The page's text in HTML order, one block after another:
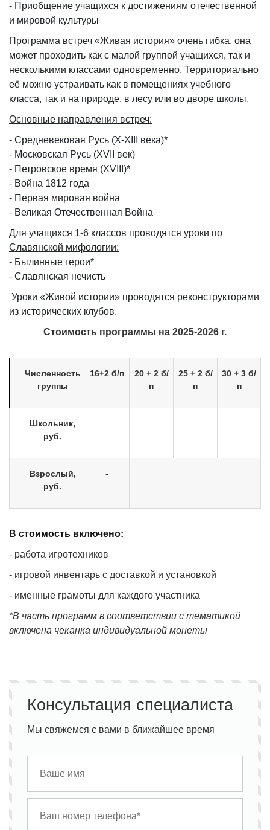
- Приобщение учащихся к достижениям отечественной
и мировой культуры
Программа встреч «Живая история» очень гибка, она
может проходить как с малой группой учащихся, так и
несколькими классами одновременно. Территориально
её можно устраивать как в помещениях учебного
класса, так и на природе, в лесу или во дворе школы.
Основные направления встреч:
- Средневековая Русь (X-XIII века)*
- Московская Русь (XVII век)
- Петровское время (XVIII)*
- Война 1812 года
- Первая мировая война
- Великая Отечественная Война
Для учащихся 1-6 классов проводятся уроки по
Славянской мифологии:
- Былинные герои*
- Славянская нечисть
Уроки «Живой истории» проводятся реконструкторами
из исторических клубов.
Стоимость программы на 2025-2026 г.
Численность
группы
16+2 б/п
20 + 2 б/
п
25 + 2 б/
п
30 + 3 б/
п
Школьник,
руб.
Взрослый,
руб.
-
В стоимость включено:
- работа игротехников
- игровой инвентарь с доставкой и установкой
- именные грамоты для каждого участника
*В часть программ в соответствии с тематикой
включена чеканка индивидуальной монеты
Консультация специалиста
Мы свяжемся с вами в ближайшее время